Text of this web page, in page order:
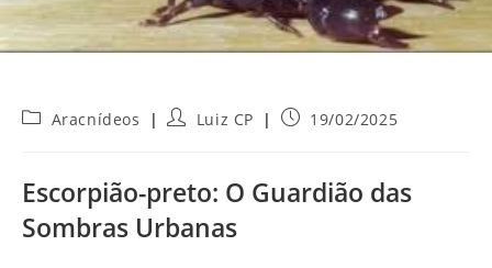
Categoria
Aracnídeos
AutorLuiz CP
Post19/02/2025
Escorpião-preto: O Guardião das
Sombras Urbanas